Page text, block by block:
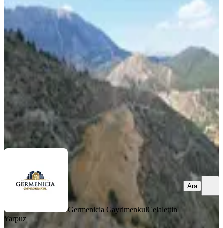
Germenıcıa'dan Fırnız'ın Üst
Tarafında Satılık Tarla
Onikişubat, Suçatı Mahallesi
1.058/m²·02.07.2026
11.250.000 ₺
Germenicia Gayrimenkul Celalettin Yarpuz
Ara
Germenicia GayrimenkulCelalettin
Yarpuz
Ara